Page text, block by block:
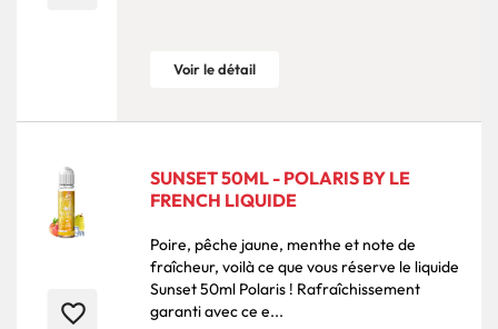
Voir le détail
favorite_border
SUNSET 50ML - POLARIS BY LE
FRENCH LIQUIDE
Poire, pêche jaune, menthe et note de
fraîcheur, voilà ce que vous réserve le liquide
Sunset 50ml Polaris ! Rafraîchissement
garanti avec ce e...